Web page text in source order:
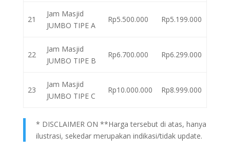
21
Jam Masjid
JUMBO TIPE A
Rp5.500.000 Rp5.199.000
22
Jam Masjid
JUMBO TIPE B
Rp6.700.000 Rp6.299.000
23
Jam Masjid
JUMBO TIPE C
Rp10.000.000 Rp8.999.000
* DISCLAIMER ON **Harga tersebut di atas, hanya
ilustrasi, sekedar merupakan indikasi/tidak update.